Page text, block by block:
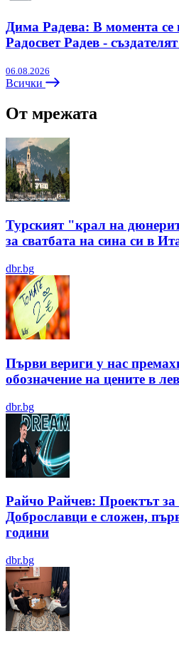
Дима Радева: В момента се
Радосвет Радев -
06.08.2026
Всички
От мрежата
Турският "крал на
за сватбата на сина си в
dbr.bg
Първи вериги у нас
обозначение на цените в
dbr.bg
Райчо Райчев: Проектът
Доброславци е сложен,
години
dbr.bg